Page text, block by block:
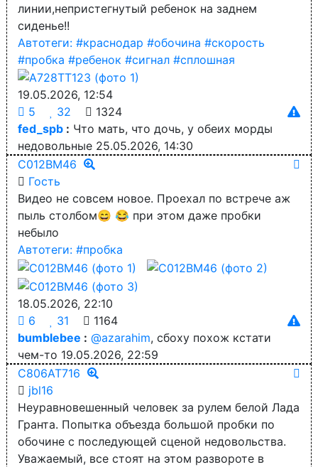
линии,непристегнутый ребенок на заднем
сиденье!!
Автотеги: #краснодар #обочина #скорость
#пробка #ребенок #сигнал #сплошная
19.05.2026, 12:54
5
32
1324
fed_spb : Что мать, что дочь, у обеих морды
недовольные 25.05.2026, 14:30
С012ВМ46
Гость
Видео не совсем новое. Проехал по встрече аж
пыль столбом😄 😂 при этом даже пробки
небыло
Автотеги: #пробка
18.05.2026, 22:10
6
31
1164
bumblebee : @azarahim, сбоху похож кстати
чем-то 19.05.2026, 22:59
С806АТ716
jbl16
Неуравновешенный человек за рулем белой Лада
Гранта. Попытка объезда большой пробки по
обочине с последующей сценой недовольства.
Уважаемый, все стоят на этом развороте в